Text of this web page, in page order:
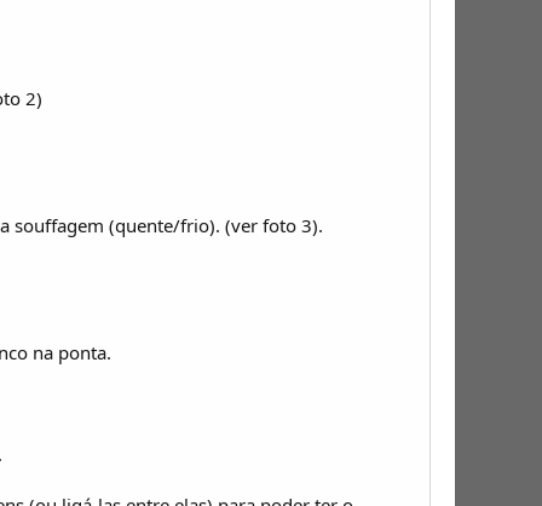
2)
souffagem (quente/frio). (ver foto 3).
na ponta.